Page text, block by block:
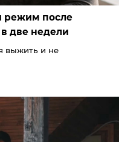
режим после
две недели
выжить и не